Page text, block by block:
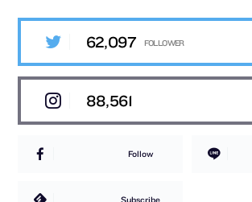
62,097
88,561
Follow
Subscribe